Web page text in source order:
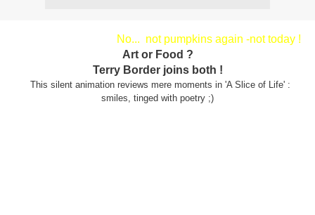
No... not pumpkins again -not today !
Art or Food ?
Terry Border joins both !
This silent animation reviews mere moments in 'A Slice of Life' :
smiles, tinged with poetry ;)